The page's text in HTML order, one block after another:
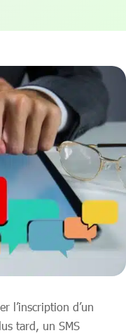
l’inscription d’un
tard, un SMS